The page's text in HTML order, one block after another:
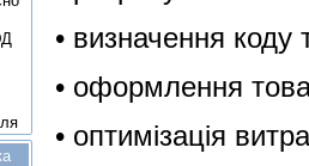
• визначення коду
• оформлення
• оптимізація